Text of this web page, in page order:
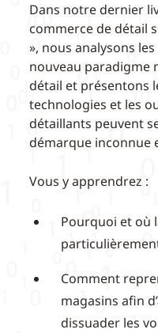
Dans notre dernier
commerce de détail
», nous analysons
nouveau paradigme
détail et présentons
technologies et les
détaillants peuvent
démarque inconnue
Vous y apprendrez :
Pourquoi et où
Comment
magasins afin
dissuader les